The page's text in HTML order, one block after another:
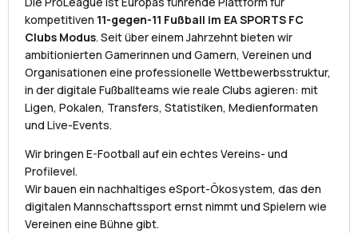
kompetitiven 11-gegen-11 Fußball im EA SPORTS FC
Clubs Modus. Seit über einem Jahrzehnt bieten wir
ambitionierten Gamerinnen und Gamern, Vereinen und
Organisationen eine professionelle Wettbewerbsstruktur,
in der digitale Fußballteams wie reale Clubs agieren: mit
Ligen, Pokalen, Transfers, Statistiken, Medienformaten
und Live-Events.
Wir bringen E-Football auf ein echtes Vereins- und
Profilevel.
Wir bauen ein nachhaltiges eSport-Ökosystem, das den
digitalen Mannschaftssport ernst nimmt und Spielern wie
Vereinen eine Bühne gibt.